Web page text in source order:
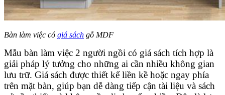
Bàn làm việc có giá sách gỗ MDF
Mẫu bàn làm việc 2 người ngồi có giá sách tích hợp là
giải pháp lý tưởng cho những ai cần nhiều không gian
lưu trữ. Giá sách được thiết kế liền kề hoặc ngay phía
trên mặt bàn, giúp bạn dễ dàng tiếp cận tài liệu và sách